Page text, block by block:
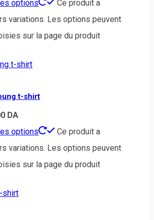
options
Ce produit a
variations. Les options peuvent
sur la page du produit
t-shirt
DA
options
Ce produit a
variations. Les options peuvent
sur la page du produit